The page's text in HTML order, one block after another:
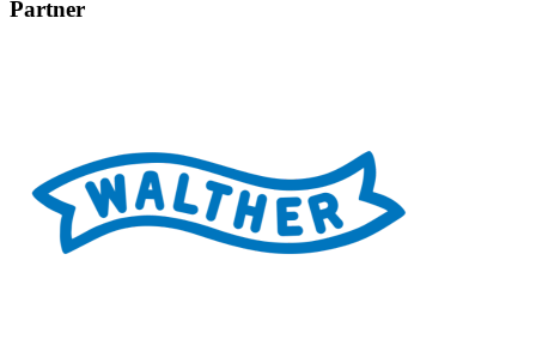
Partner